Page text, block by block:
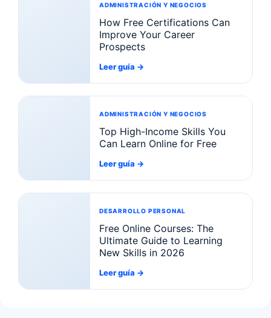
ADMINISTRACIÓN Y NEGOCIOS
How Free Certifications Can
Improve Your Career
Prospects
Leer guía →
ADMINISTRACIÓN Y NEGOCIOS
Top High-Income Skills You
Can Learn Online for Free
Leer guía →
DESARROLLO PERSONAL
Free Online Courses: The
Ultimate Guide to Learning
New Skills in 2026
Leer guía →